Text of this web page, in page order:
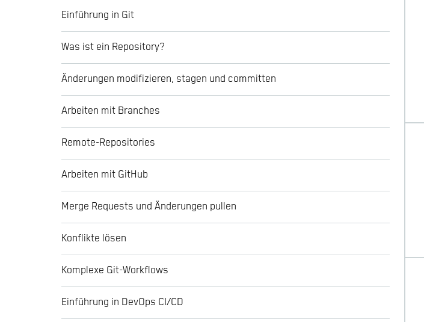
Einführung in Git
Was ist ein Repository?
Änderungen modifizieren, stagen und committen
Arbeiten mit Branches
Remote-Repositories
Arbeiten mit GitHub
Merge Requests und Änderungen pullen
Konflikte lösen
Komplexe Git-Workflows
Einführung in DevOps CI/CD